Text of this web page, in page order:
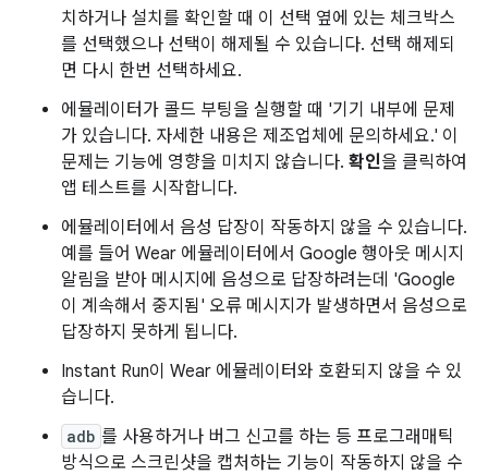
치하거나 설치를 확인할 때 이 선택 옆에 있는 체크박스
를 선택했으나 선택이 해제될 수 있습니다. 선택 해제되
면 다시 한번 선택하세요.
에뮬레이터가 콜드 부팅을 실행할 때 '기기 내부에 문제
가 있습니다. 자세한 내용은 제조업체에 문의하세요.' 이
문제는 기능에 영향을 미치지 않습니다. 확인을 클릭하여
앱 테스트를 시작합니다.
에뮬레이터에서 음성 답장이 작동하지 않을 수 있습니다.
예를 들어 Wear 에뮬레이터에서 Google 행아웃 메시지
알림을 받아 메시지에 음성으로 답장하려는데 'Google
이 계속해서 중지됨' 오류 메시지가 발생하면서 음성으로
답장하지 못하게 됩니다.
Instant Run이 Wear 에뮬레이터와 호환되지 않을 수 있
습니다.
adb 를 사용하거나 버그 신고를 하는 등 프로그래매틱
방식으로 스크린샷을 캡처하는 기능이 작동하지 않을 수